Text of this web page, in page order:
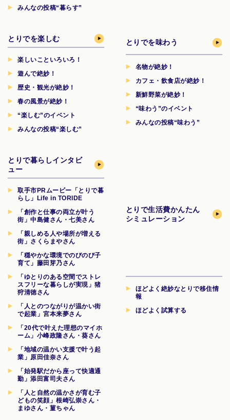
みんなの投稿“暮らす”
とりでを楽しむ
楽しいこといろいろ！
遊んで絶妙！
歴史・観光が絶妙！
春の風景が絶妙！
“楽しむ”のイベント
みんなの投稿“楽しむ”
とりでを味わう
名物が絶妙！
カフェ・飲食店が絶妙！
新鮮野菜が絶妙！
“味わう”のイベント
みんなの投稿“味わう”
とりで暮らしインタビ
ュー
取手市PRムービー「とりで暮
らし」Life in TORIDE
「創作と仕事の両立が叶う
街」中島健さん・七美さん
「親しめる人や場所が増える
街」さくらまやさん
「穏やかな環境でのびのび子
育て」藤田芽乃さん
「ゆとりのある空間でストレ
スフリーな暮らしが実現」猪
狩清徳さん
「人とのつながりが温かい街
で起業」宮本来夢さん
「20代で叶えた理想のマイホ
ーム」小峰政隆さん・葵さん
「地域の温かい支援で叶う起
業」原田佳奈さん
「始発駅だから座って快適通
勤」添田富司夫さん
「人と自然の温かさが育む子
どもの笑顔」根崎弘崇さん・
まゆさん・菫ちゃん
とりで生活費かんたん
シミュレーション
ほどよく絶妙なとりで移住情
報
ほどよく試算する